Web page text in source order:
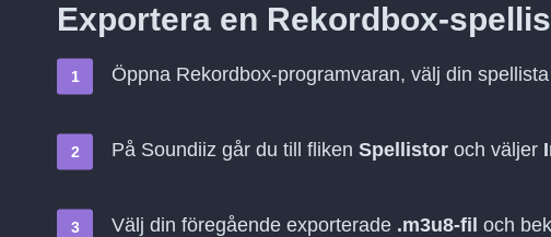
Exportera en Rekordbox-
Öppna Rekordbox-programvaran, välj din
På Soundiiz går du till fliken Spellistor och väljer
Välj din föregående exporterade .m3u8-fil och